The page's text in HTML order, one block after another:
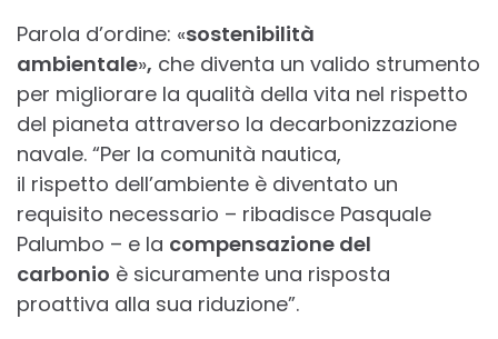
Parola d’ordine: «sostenibilità
ambientale», che diventa un valido strumento
per migliorare la qualità della vita nel rispetto
del pianeta attraverso la decarbonizzazione
navale. “Per la comunità nautica,
il rispetto dell’ambiente è diventato un
requisito necessario – ribadisce Pasquale
Palumbo – e la compensazione del
carbonio è sicuramente una risposta
proattiva alla sua riduzione”.